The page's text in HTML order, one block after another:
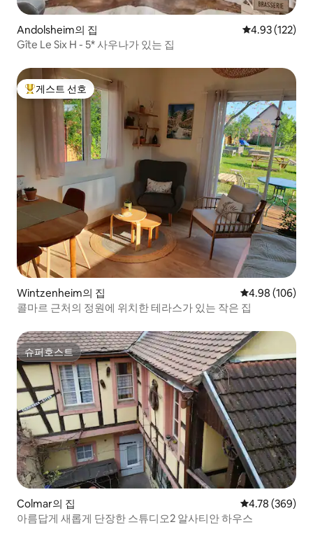
Andolsheim의 집 평점 4.93점(5
4.93 (122)
Gîte Le Six H - 5* 사우나가 있는 집
상위 게스트 선호
게스트 선호
Wintzenheim의 집 평점 4.98점(5
4.98 (106)
콜마르 근처의 정원에 위치한 테라스가 있는 작은 집
슈퍼호스트
슈퍼호스트
Colmar의 집 평점 4.78점(5
4.78 (369)
아름답게 새롭게 단장한 스튜디오2 알사티안 하우스